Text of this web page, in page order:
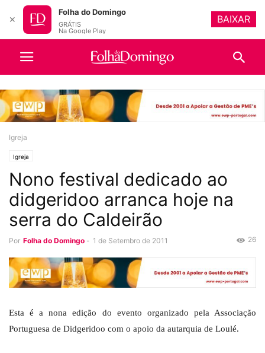
Igreja
Igreja
Nono festival dedicado ao
didgeridoo arranca hoje na
serra do Caldeirão
Por Folha do Domingo - 1 de Setembro de 2011 26
Esta é a nona edição do evento organizado pela Associação
Portuguesa de Didgeridoo com o apoio da autarquia de Loulé.
✕
Folha do Domingo
GRÁTIS
Na Google Play
BAIXAR